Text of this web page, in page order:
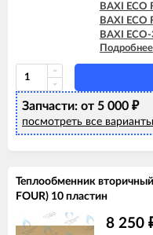
BAXI ECO
BAXI ECO
BAXI
BAXI ECO-
BAXI
BAXI
BAXI ECO-
BAXI ECO-
BAXI
BAXI
BAXI
BAXI ECO-
Подробнее
Запчасти: от 5 000 ₽
посмотреть все варианты
Теплообменник
FOUR) 10 пластин
8 250